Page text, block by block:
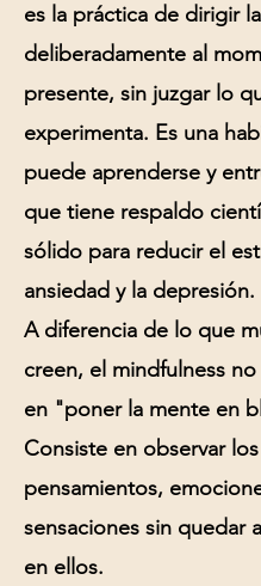
es la práctica de dirigir
deliberadamente al
presente, sin juzgar lo
experimenta. Es una
puede aprenderse y
que tiene respaldo
sólido para reducir el
ansiedad y la depresión.
A diferencia de lo que
creen, el mindfulness
en "poner la mente en
Consiste en observar los
pensamientos,
sensaciones sin quedar
en ellos.